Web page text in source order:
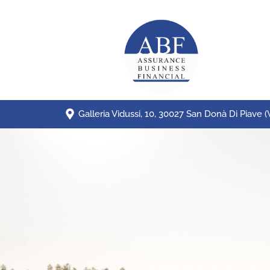
Galleria Vidussi, 10, 30027 San Donà Di Piave